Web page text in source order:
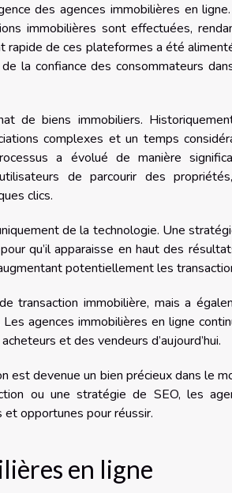
des agences immobilières en
immobilières sont effectuées,
rapide de ces plateformes a été
la confiance des consommateurs
de biens immobiliers.
complexes et un temps
a évolué de manière
de parcourir des
clics.
de la technologie. Une
qu’il apparaisse en haut des
potentiellement les
transaction immobilière, mais a
agences immobilières en ligne
et des vendeurs d’aujourd’hui.
est devenue un bien précieux dans le
ou une stratégie de SEO, les
et opportunes pour réussir.
en ligne